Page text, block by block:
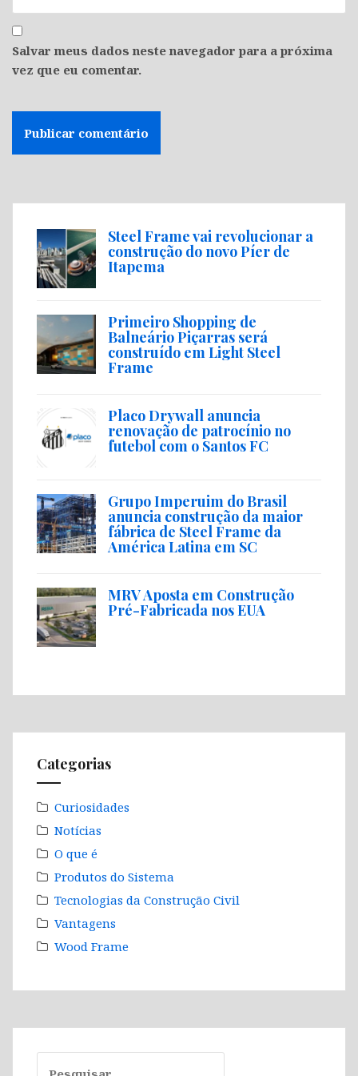
Salvar meus dados neste navegador para a próxima
vez que eu comentar.
Steel Frame vai revolucionar a
construção do novo Píer de
Itapema
Primeiro Shopping de
Balneário Piçarras será
construído em Light Steel
Frame
Placo Drywall anuncia
renovação de patrocínio no
futebol com o Santos FC
Grupo Imperuim do Brasil
anuncia construção da maior
fábrica de Steel Frame da
América Latina em SC
MRV Aposta em Construção
Pré-Fabricada nos EUA
Categorias
Curiosidades
Notícias
O que é
Produtos do Sistema
Tecnologias da Construção Civil
Vantagens
Wood Frame